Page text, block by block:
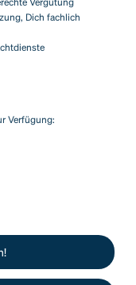
Dich fachlich
Verfügung: